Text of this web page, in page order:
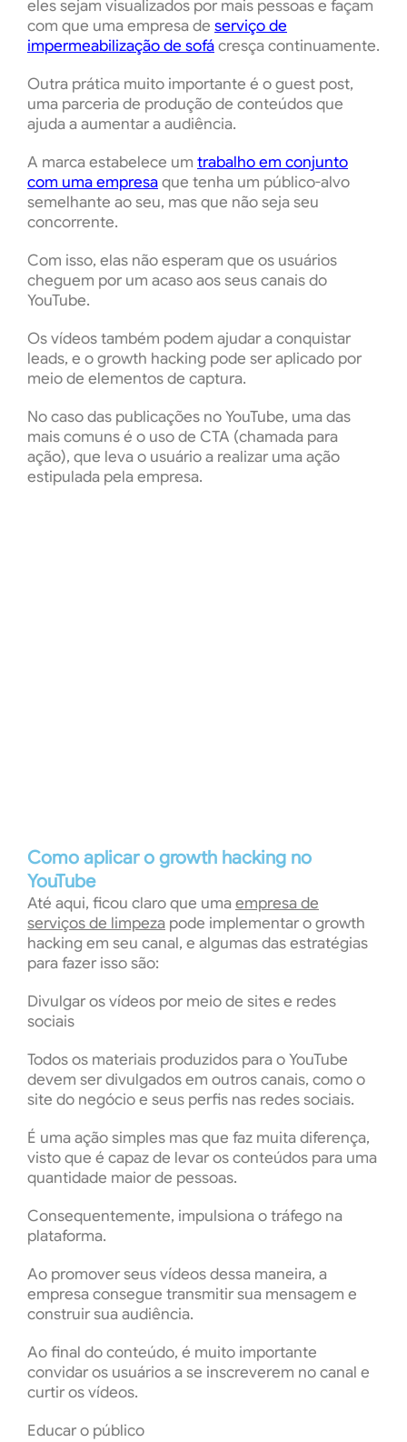
eles sejam visualizados por mais pessoas e façam
com que uma empresa de serviço de
impermeabilização de sofácresça continuamente.
Outra prática muito importante é o guest post,
uma parceria de produção de conteúdos que
ajuda a aumentar a audiência.
A marca estabelece um trabalho em conjunto
com uma empresaque tenha um público-alvo
semelhante ao seu, mas que não seja seu
concorrente.
Com isso, elas não esperam que os usuários
cheguem por um acaso aos seus canais do
YouTube.
Os vídeos também podem ajudar a conquistar
leads, e o growth hacking pode ser aplicado por
meio de elementos de captura.
No caso das publicações no YouTube, uma das
mais comuns é o uso de CTA (chamada para
ação), que leva o usuário a realizar uma ação
estipulada pela empresa.
Como aplicar o growth hacking no
YouTube
Até aqui, ficou claro que umaempresa de
serviços de limpeza pode implementar o growth
hacking em seu canal, e algumas das estratégias
para fazer isso são:
Divulgar os vídeos por meio de sites e redes
sociais
Todos os materiais produzidos para o YouTube
devem ser divulgados em outros canais, como o
site do negócio e seus perfis nas redes sociais.
É uma ação simples mas que faz muita diferença,
visto que é capaz de levar os conteúdos para uma
quantidade maior de pessoas.
Consequentemente, impulsiona o tráfego na
plataforma.
Ao promover seus vídeos dessa maneira, a
empresa consegue transmitir sua mensagem e
construir sua audiência.
Ao final do conteúdo, é muito importante
convidar os usuários a se inscreverem no canal e
curtir os vídeos.
Educar o público